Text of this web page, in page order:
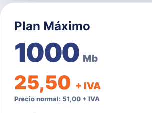
Plan Máximo
1000 Mb
25,50 + IVA
Precio normal: 51,00 + IVA